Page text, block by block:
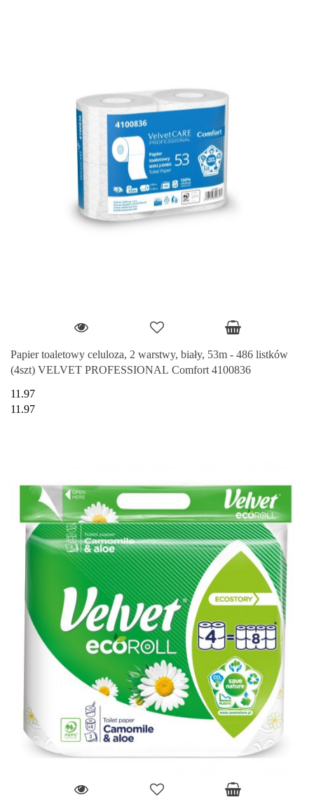
Papier toaletowy celuloza, 2 warstwy, biały, 53m - 486 listków
(4szt) VELVET PROFESSIONAL Comfort 4100836
11.97
11.97